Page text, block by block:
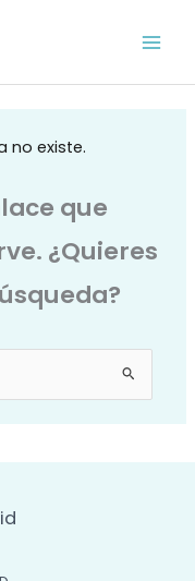
no existe.
que
¿Quieres